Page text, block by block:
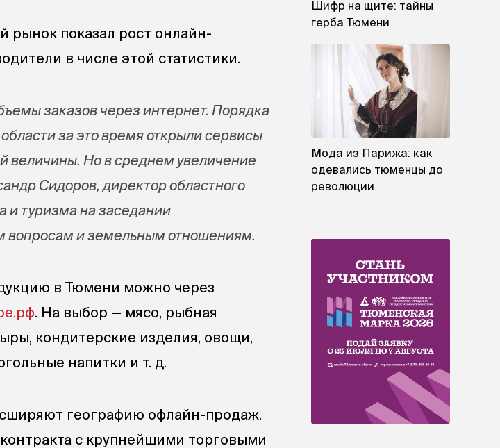
рынок показал рост онлайн-
в числе этой статистики.
заказов через интернет. Порядка
за это время открыли сервисы
величины. Но в среднем увеличение
Сидоров, директор областного
и туризма на заседании
вопросам и земельным отношениям.
в Тюмени можно через
. На выбор — мясо, рыбная
кондитерские изделия, овощи,
напитки и т. д.
географию офлайн-продаж.
с крупнейшими торговыми
Шифр на щите: тайны
герба Тюмени
Мода из Парижа: как
одевались тюменцы до
революции